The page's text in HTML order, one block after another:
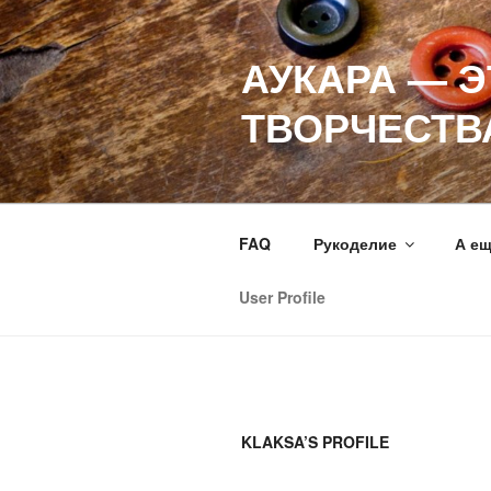
Перейти
к
содержимому
АУКАРА —
FAQ Рукоделие А
User Profile
KLAKSA’S PROFILE